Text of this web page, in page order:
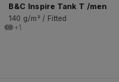
B&C Inspire Tank T /men
140 g/m² / Fitted
+1